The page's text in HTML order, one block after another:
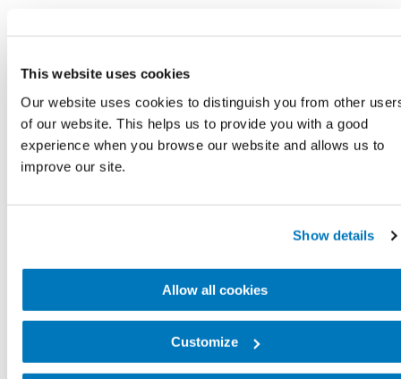
This website uses cookies
Our website uses cookies to distinguish you from other
of our website. This helps us to provide you with a good
experience when you browse our website and allows us to
improve our site.
Show details
Allow all cookies
Customize
vitales, harán un seguimiento de su
recuperación, le ayudarán a entrar y salir de la
cama o a ir al baño y asearse.
El personal de enfermería está altamente
capacitado con mucha experiencia con
También son un punto central que podrá
ponerle en contacto con cualquier otro
profesional médico que necesite.
Fisioterapeuta